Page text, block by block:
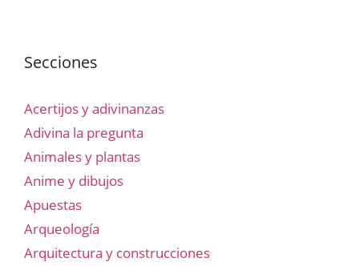
Secciones
Acertijos y adivinanzas
Adivina la pregunta
Animales y plantas
Anime y dibujos
Apuestas
Arqueología
Arquitectura y construcciones